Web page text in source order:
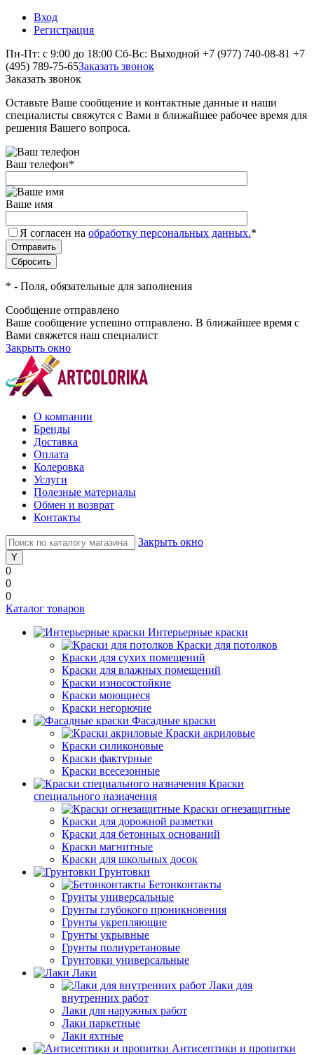
Вход
Регистрация
Пн-Пт: с 9:00 до 18:00 Сб-Вс: Выходной +7 (977) 740-08-81 +7
(495) 789-75-65Заказать звонок
Заказать звонок
Оставьте Ваше сообщение и контактные данные и наши
специалисты свяжутся с Вами в ближайшее рабочее время для
решения Вашего вопроса.
Ваш телефон*
Ваше имя
Я согласен на обработку персональных данных.*
* - Поля, обязательные для заполнения
Сообщение отправлено
Ваше сообщение успешно отправлено. В ближайшее время с
Вами свяжется наш специалист
Закрыть окно
О компании
Бренды
Доставка
Оплата
Колеровка
Услуги
Полезные материалы
Обмен и возврат
Контакты
Закрыть окно
0
0
0
Каталог товаров
Интерьерные краски
Краски для потолков
Краски для сухих помещений
Краски для влажных помещений
Краски износостойкие
Краски моющиеся
Краски негорючие
Фасадные краски
Краски акриловые
Краски силиконовые
Краски фактурные
Краски всесезонные
Краски
специального назначения
Краски огнезащитные
Краски для дорожной разметки
Краски для бетонных оснований
Краски магнитные
Краски для школьных досок
Грунтовки
Бетонконтакты
Грунты универсальные
Грунты глубокого проникновения
Грунты укрепляющие
Грунты укрывные
Грунты полиуретановые
Грунтовки универсальные
Лаки
Лаки для
внутренних работ
Лаки для наружных работ
Лаки паркетные
Лаки яхтные
Антисептики и пропитки